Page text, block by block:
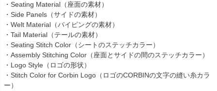
・Seating Material（座面の素材）
・Side Panels（サイドの素材）
・Welt Material（パイピングの素材）
・Tail Material（テールの素材）
・Seating Stitch Color（シートのステッチカラー）
・Assembly Stitching Color（座面とサイドの間のステッチカラー）
・Logo Style（ロゴの形状）
・Stitch Color for Corbin Logo（ロゴのCORBINの文字の縫い糸カラ
ー）